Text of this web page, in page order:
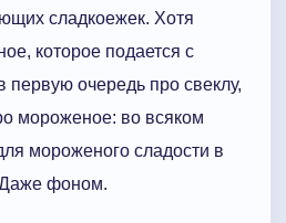
сладкоежек. Хотя
которое подается с
первую очередь про свеклу,
мороженое: во всяком
мороженого сладости в
Даже фоном.